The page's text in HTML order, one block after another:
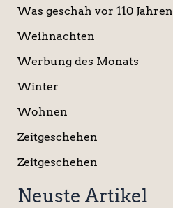
Was geschah vor 110 Jahren
Weihnachten
Werbung des Monats
Winter
Wohnen
Zeitgeschehen
Zeitgeschehen
Neuste Artikel